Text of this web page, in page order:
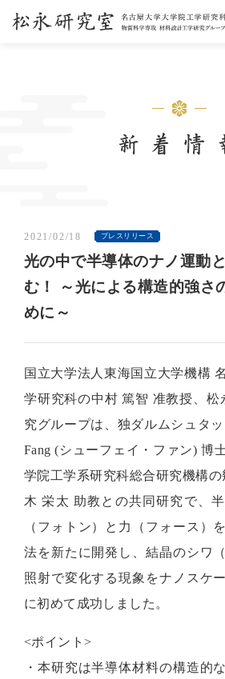
2021/02/18 プレスリリース
光の中で半導体のナノ運動
む！ ～光による構造的強さ
めに～
国立大学法人東海国立大学機構
学研究科の中村 篤智 准教授、松
究グループは、独ダルムシュタ
Fang (シューフェイ・ファン) 博
学院工学系研究科総合研究機構
木 栄太 助教との共同研究で、
（フォトン）と力（フォース）
法を新たに開発し、結晶のシワ
照射で変化する現象をナノスケ
に初めて成功しました。
<ポイント>
・本研究は半導体材料の構造的